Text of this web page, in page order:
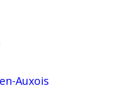
Auxois